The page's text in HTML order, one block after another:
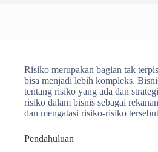
Risiko merupakan bagian tak
bisa menjadi lebih kompleks.
tentang risiko yang ada dan
risiko dalam bisnis sebagai
dan mengatasi risiko-risiko
Pendahuluan